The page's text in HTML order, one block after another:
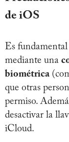
de iOS
Es
mediante una
biométrica
que otras
permiso.
desactivar la
iCloud.